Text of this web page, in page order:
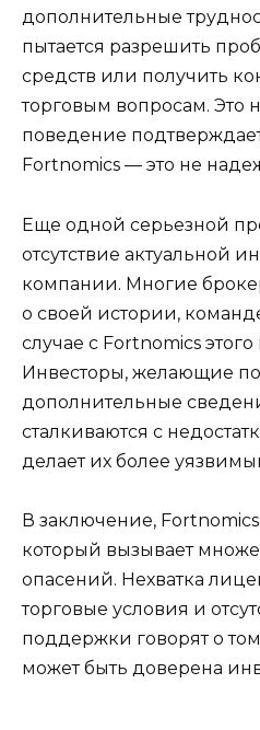
дополнительные
пытается разрешить
средств или получить
торговым вопросам. Это
поведение
Fortnomics — это не
Еще одной серьезной
отсутствие актуальной
компании. Многие
о своей истории,
случае с Fortnomics
Инвесторы, желающие
дополнительные
сталкиваются с
делает их более
В заключение,
который вызывает
опасений. Нехватка
торговые условия и
поддержки говорят о
может быть доверена